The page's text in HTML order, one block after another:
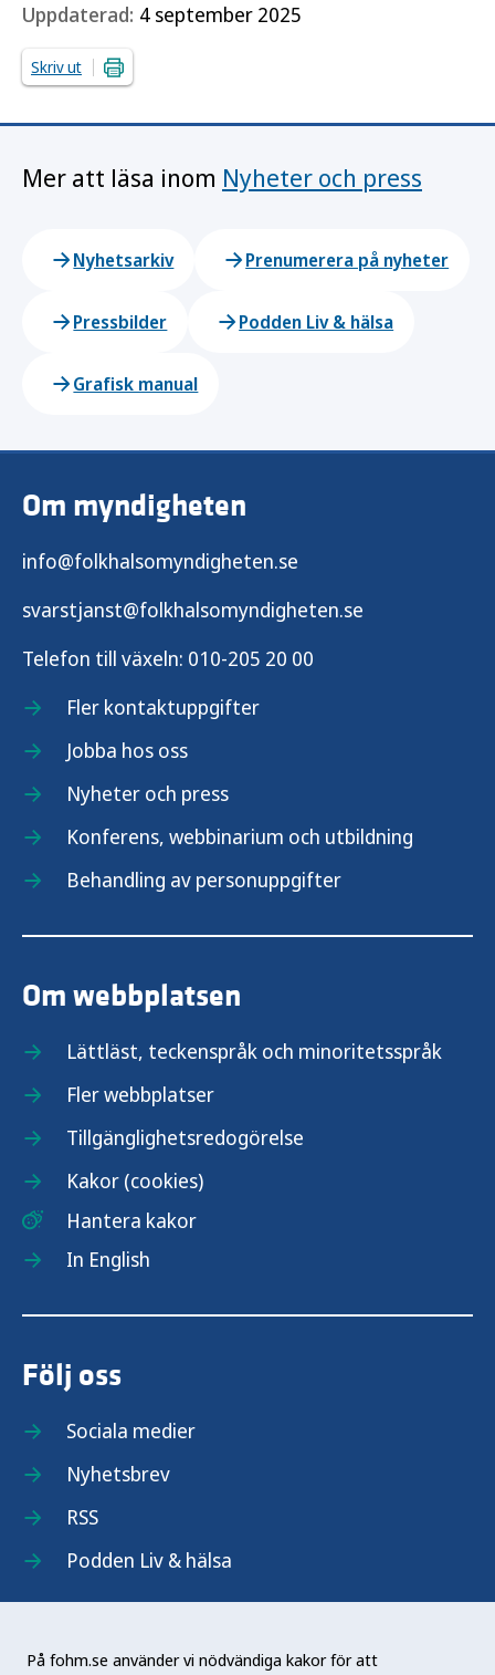
På fohm.se använder vi nödvändiga kakor för att
Uppdaterad: 4 september 2025
Skriv ut
Mer att läsa inom Nyheter och press
Nyhetsarkiv Prenumerera på nyheter
Pressbilder Podden Liv & hälsa
Grafisk manual
Om myndigheten
info@folkhalsomyndigheten.se
svarstjanst@folkhalsomyndigheten.se
Telefon till växeln: 010-205 20 00
Fler kontaktuppgifter
Jobba hos oss
Nyheter och press
Konferens, webbinarium och utbildning
Behandling av personuppgifter
Om webbplatsen
Lättläst, teckenspråk och minoritetsspråk
Fler webbplatser
Tillgänglighetsredogörelse
Kakor (cookies)
Hantera kakor
In English
Följ oss
Sociala medier
Nyhetsbrev
RSS
Podden Liv & hälsa